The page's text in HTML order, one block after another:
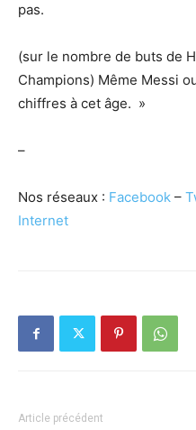
pas.
(sur le nombre de buts de
Champions) Même Messi
chiffres à cet âge. »
–
Nos réseaux : Facebook –
Internet
Article précédent